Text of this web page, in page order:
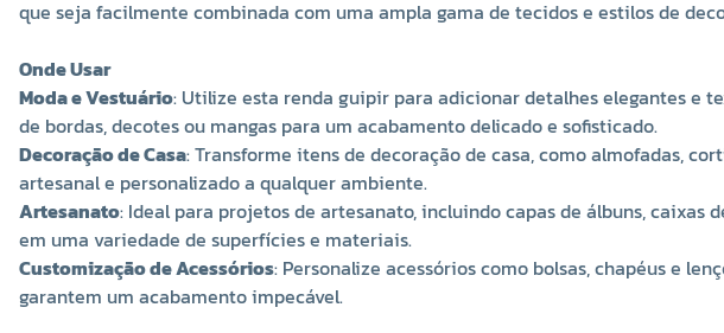
que seja facilmente combinada com uma ampla gama de tecidos e estilos de
Onde Usar
Moda e Vestuário: Utilize esta renda guipir para adicionar detalhes elegantes e
de bordas, decotes ou mangas para um acabamento delicado e sofisticado.
Decoração de Casa: Transforme itens de decoração de casa, como almofadas,
artesanal e personalizado a qualquer ambiente.
Artesanato: Ideal para projetos de artesanato, incluindo capas de álbuns,
em uma variedade de superfícies e materiais.
Customização de Acessórios: Personalize acessórios como bolsas, chapéus e
garantem um acabamento impecável.